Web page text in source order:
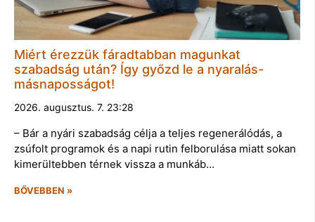
Miért érezzük fáradtabban magunkat
szabadság után? Így győzd le a nyaralás-
másnaposságot!
2026. augusztus. 7. 23:28
– Bár a nyári szabadság célja a teljes regenerálódás, a
zsúfolt programok és a napi rutin felborulása miatt sokan
kimerültebben térnek vissza a munkáb…
BŐVEBBEN »